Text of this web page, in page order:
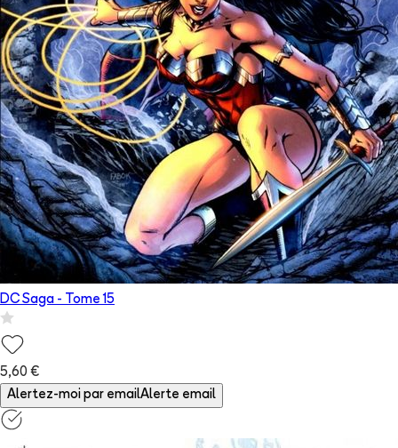
DC Saga - Tome 15
5,60 €
Alertez-moi par emailAlerte email